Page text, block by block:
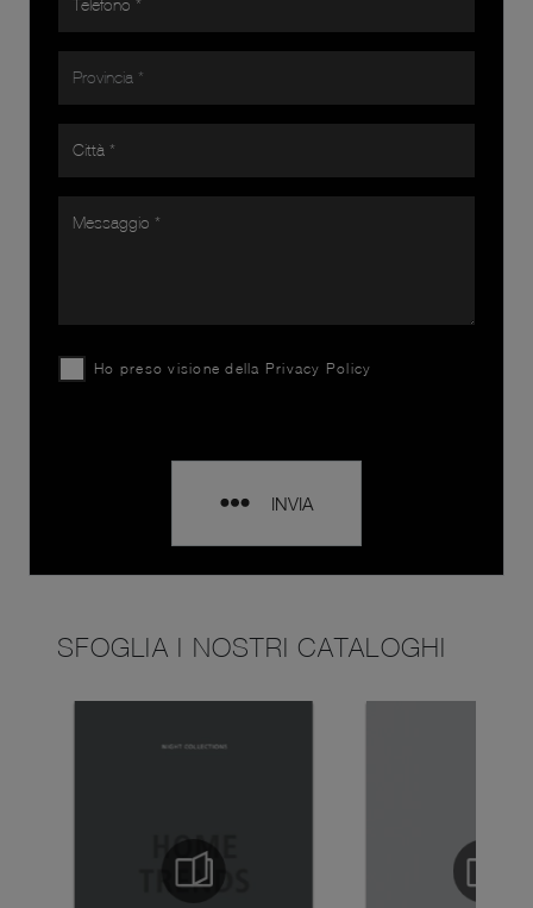
Ho preso visione della Privacy Policy
INVIA
SFOGLIA I NOSTRI CATALOGHI